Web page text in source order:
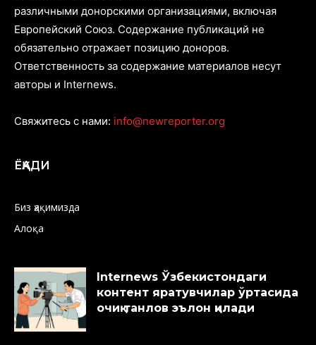
различными донорскими организациями, включая
Европейский Союз. Содержание публикаций не
обязательно отражает позицию доноров.
Ответственность за содержание материалов несут
авторы и Internews.
Свяжитесь с нами: info@newreporter.org
ЁҚАДИ
Биз ҳақимизда
Алоқа
Internews Ўзбекистондаги
контент яратувчилар ўртасида
очиқ танлов эълон қилади